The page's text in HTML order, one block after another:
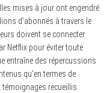
mises à jour ont engendré
d’abonnés à travers le
doivent se connecter
Netflix pour éviter toute
entraîne des répercussions
qu’en termes de
recueillis